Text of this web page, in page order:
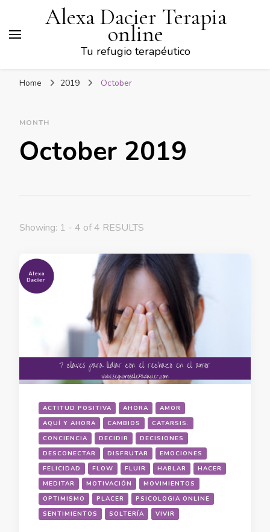
Alexa Dacier Terapia
online
Tu refugio terapéutico
Home 2019 October
MONTH
October 2019
Showing: 1 - 4 of 4 RESULTS
ACTITUD POSITIVA AHORA
AMOR
AQUÍ Y AHORA
CAMBIOS
CATARSIS.
CONCIENCIA
DECIDIR
DECISIONES
DESCONECTAR
DISFRUTAR
EMOCIONES
FELICIDAD
FLOW FLUIR HABLAR
HACER
MEDITAR
MOTIVACIÓN
MOVIMIENTOS
OPTIMISMO
PLACER
PSICOLOGIA ONLINE
SENTIMIENTOS
SOLTERÍA VIVIR